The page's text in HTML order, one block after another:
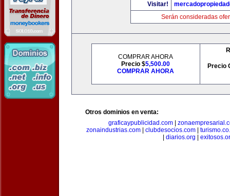
Visitar!
Serán consideradas
COMPRAR AHORA
Precio $5,500.00
COMPRAR AHORA
Precio
Otros dominios en venta:
graficaypublicidad.com
zonaindustrias.com| clubdesocios.com|
diarios.org